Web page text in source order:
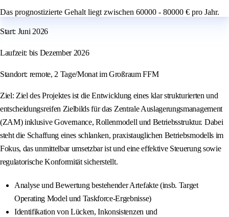
Das prognostizierte Gehalt liegt zwischen 60000 - 80000 € pro Jahr.
Start: Juni 2026
Laufzeit: bis Dezember 2026
Standort: remote, 2 Tage/Monat im Großraum FFM
Ziel: Ziel des Projektes ist die Entwicklung eines klar strukturierten und
entscheidungsreifen Zielbilds für das Zentrale Auslagerungsmanagement
(ZAM) inklusive Governance, Rollenmodell und Betriebsstruktur. Dabei
steht die Schaffung eines schlanken, praxistauglichen Betriebsmodells im
Fokus, das unmittelbar umsetzbar ist und eine effektive Steuerung sowie
regulatorische Konformität sicherstellt.
Analyse und Bewertung bestehender Artefakte (insb. Target
Operating Model und Taskforce-Ergebnisse)
Identifikation von Lücken, Inkonsistenzen und